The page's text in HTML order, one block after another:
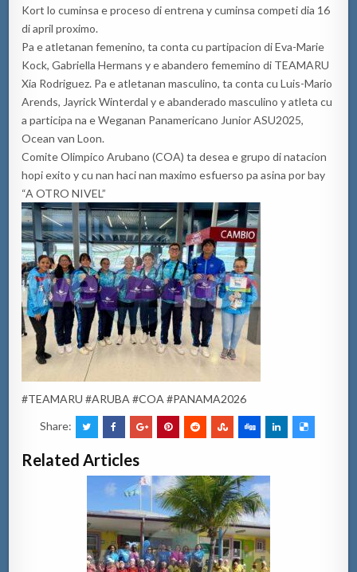
Kort lo cuminsa e proceso di entrena y cuminsa competi dia 16
di april proximo.
Pa e atletanan femenino, ta conta cu partipacion di Eva-Marie
Kock, Gabriella Hermans y e abandero fememino di TEAMARU
Xia Rodriguez. Pa e atletanan masculino, ta conta cu Luis-Mario
Arends, Jayrick Winterdal y e abanderado masculino y atleta cu
a participa na e Weganan Panamericano Junior ASU2025,
Ocean van Loon.
Comite Olimpico Arubano (COA) ta desea e grupo di natacion
hopi exito y cu nan haci nan maximo esfuerso pa asina por bay
“A OTRO NIVEL”
#TEAMARU #ARUBA#COA#PANAMA2026
Share:
Related Articles